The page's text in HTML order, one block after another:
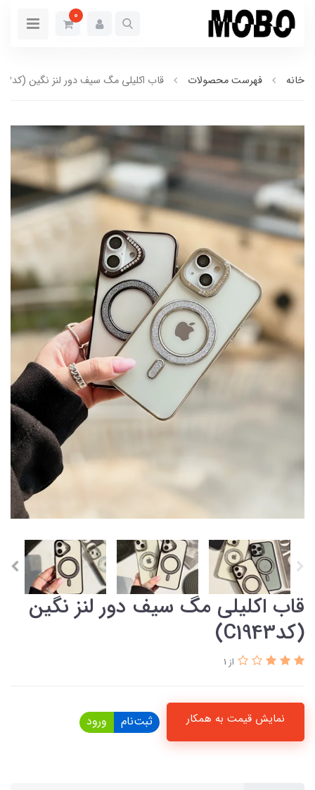
0
خانه فهرست محصولات قاب اکلیلی مگ سیف دور لنز نگین (کدC1943)
قاب اکلیلی مگ سیف دور لنز نگین
(کدC1943)
از 1
نمایش قیمت به همکار ثبت‌نام ورود